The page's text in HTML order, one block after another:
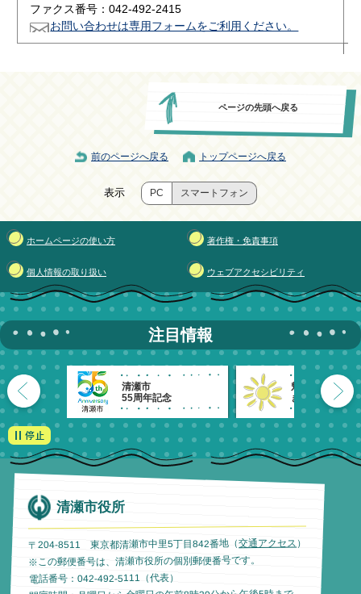
ファクス番号：042-492-2415
お問い合わせは専用フォームをご利用ください。
ページの先頭へ戻る
前のページへ戻る トップページへ戻る
表示 PC スマートフォン
ホームページの使い方 著作権・免責事項
個人情報の取り扱い ウェブアクセシビリティ
注目情報
清瀬市
55周年記念
魅力発信！
きよせのーと。
清瀬市役所
〒204-8511 東京都清瀬市中里5丁目842番地（交通アクセス ）
※この郵便番号は、清瀬市役所の個別郵便番号です。
電話番号：042-492-5111（代表）